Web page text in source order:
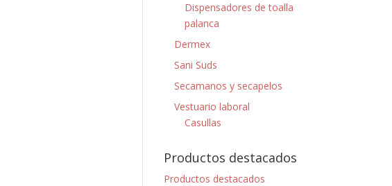
Dispensadores de toalla
palanca
Dermex
Sani Suds
Secamanos y secapelos
Vestuario laboral
Casullas
Productos destacados
Productos destacados